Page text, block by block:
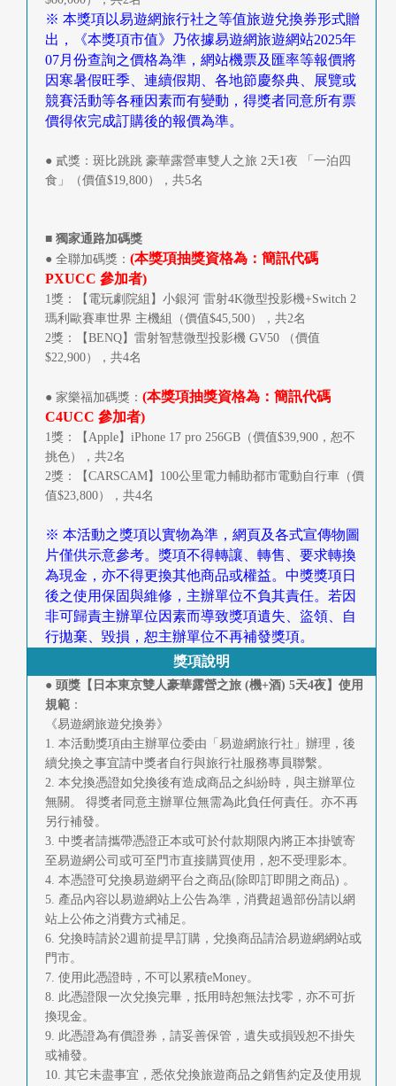
※ 本獎項以易遊網旅行社之等值旅遊兌換券形式贈
出，《本獎項市值》乃依據易遊網旅遊網站2025年
07月份查詢之價格為準，網站機票及匯率等報價將
因寒暑假旺季、連續假期、各地節慶祭典、展覽或
競賽活動等各種因素而有變動，得獎者同意所有票
價得依完成訂購後的報價為準。
● 貳獎：斑比跳跳 豪華露營車雙人之旅 2天1夜 「一泊四
食」（價值$19,800），共5名
■ 獨家通路加碼獎
● 全聯加碼獎： (本獎項抽獎資格為：簡訊代碼
PXUCC 參加者)
1獎：【電玩劇院組】小銀河 雷射4K微型投影機+Switch 2
瑪利歐賽車世界 主機組（價值$45,500），共2名
2獎：【BENQ】雷射智慧微型投影機 GV50 （價值
$22,900），共4名
● 家樂福加碼獎： (本獎項抽獎資格為：簡訊代碼
C4UCC 參加者)
1獎：【Apple】iPhone 17 pro 256GB（價值$39,900，恕不
挑色），共2名
2獎：【CARSCAM】100公里電力輔助都市電動自行車（價
值$23,800），共4名
※ 本活動之獎項以實物為準，網頁及各式宣傳物圖
片僅供示意參考。獎項不得轉讓、轉售、要求轉換
為現金，亦不得更換其他商品或權益。中獎獎項日
後之使用保固與維修，主辦單位不負其責任。若因
非可歸責主辦單位因素而導致獎項遺失、盜領、自
行拋棄、毀損，恕主辦單位不再補發獎項。
獎項說明
● 頭獎【日本東京雙人豪華露營之旅 (機+酒) 5天4夜】使用
規範 ：
《易遊網旅遊兌換劵》
1. 本活動獎項由主辦單位委由「易遊網旅行社」辦理，後
續兌換之事宜請中獎者自行與旅行社服務專員聯繫。
2. 本兌換憑證如兌換後有造成商品之糾紛時，與主辦單位
無關。 得獎者同意主辦單位無需為此負任何責任。亦不再
另行補發。
3. 中獎者請攜帶憑證正本或可於付款期限內將正本掛號寄
至易遊網公司或可至門市直接購買使用，恕不受理影本。
4. 本憑證可兌換易遊網平台之商品(除即訂即開之商品) 。
5. 產品內容以易遊網站上公告為準，消費超過部份請以網
站上公佈之消費方式補足。
6. 兌換時請於2週前提早訂購，兌換商品請洽易遊網網站或
門市。
7. 使用此憑證時，不可以累積eMoney。
8. 此憑證限一次兌換完畢，抵用時恕無法找零，亦不可折
換現金。
9. 此憑證為有價證券，請妥善保管，遺失或損毀恕不掛失
或補發。
10. 其它未盡事宜，悉依兌換旅遊商品之銷售約定及使用規